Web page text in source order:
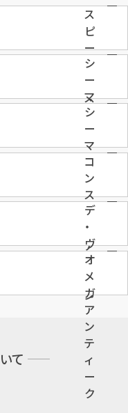
ス
ピ
ー
ド
マ
ス
タ
ー
シ
ー
マ
ス
タ
ー
シ
ー
マ
ス
タ
ー
ア
ク
ア
テ
ラ
コ
ン
ス
テ
レ
ー
シ
ョ
ン
デ
・
ヴ
ィ
ル
オ
メ
ガ
ア
ン
テ
ィ
ー
ク
て